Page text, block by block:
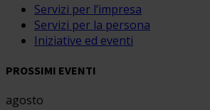
Servizi per l’impresa
Servizi per la persona
Iniziative ed eventi
PROSSIMI EVENTI
agosto